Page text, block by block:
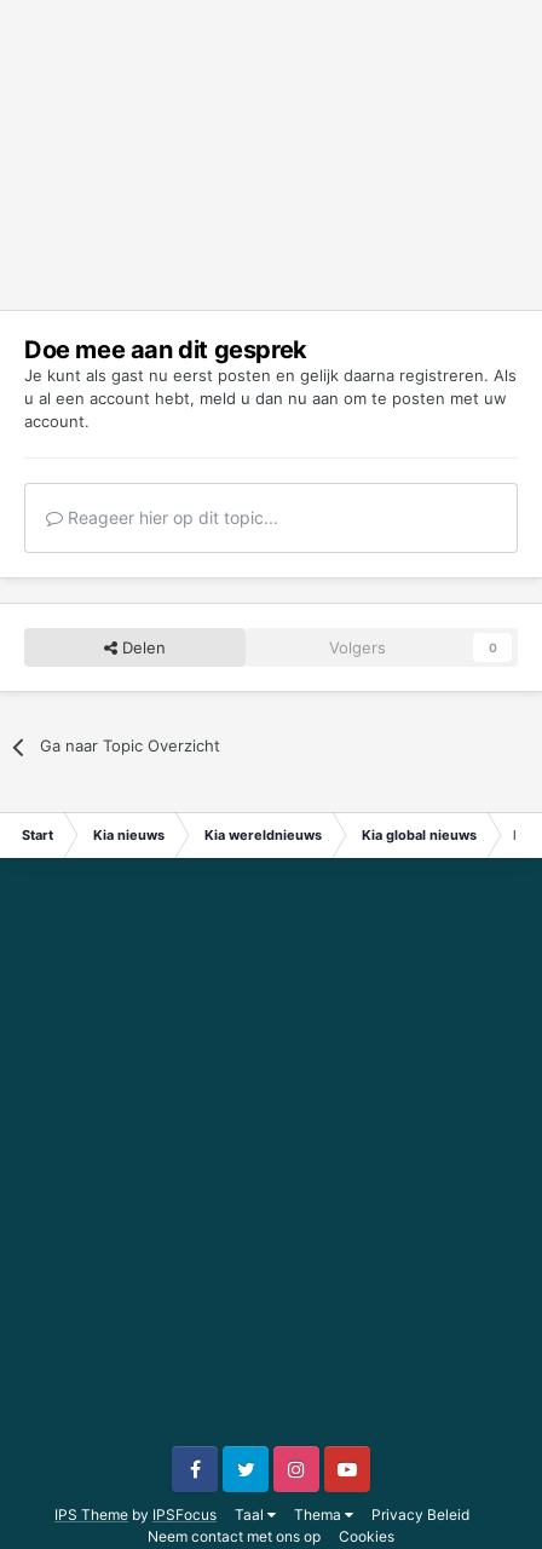
Doe mee aan dit gesprek
Je kunt als gast nu eerst posten en gelijk daarna registreren. Als
u al een account hebt, meld u dan nu aan om te posten met uw
account.
Reageer hier op dit topic...
Delen Volgers 0
Ga naar Topic Overzicht
Start Kia nieuws Kia wereldnieuws Kia global nieuws Kia
IPS Theme by IPSFocus Taal Thema
Privacy Beleid
Neem contact met ons op
Cookies